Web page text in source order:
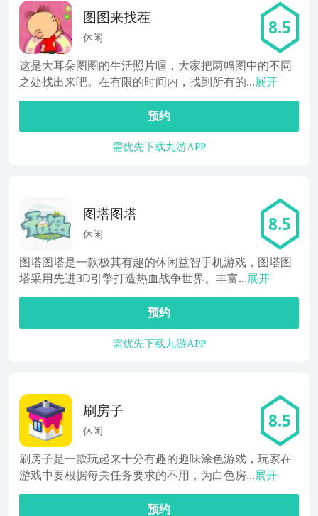
图图来找茬
休闲 8.5
这是大耳朵图图的生活照片喔，大家把两幅图中的不同
之处找出来吧。在有限的时间内，找到所有的...展开
预约
需优先下载九游APP
图塔图塔
休闲 8.5
图塔图塔是一款极其有趣的休闲益智手机游戏，图塔图
塔采用先进3D引擎打造热血战争世界。丰富...展开
预约
需优先下载九游APP
刷房子
休闲 8.5
刷房子是一款玩起来十分有趣的趣味涂色游戏，玩家在
游戏中要根据每关任务要求的不用，为白色房...展开
预约